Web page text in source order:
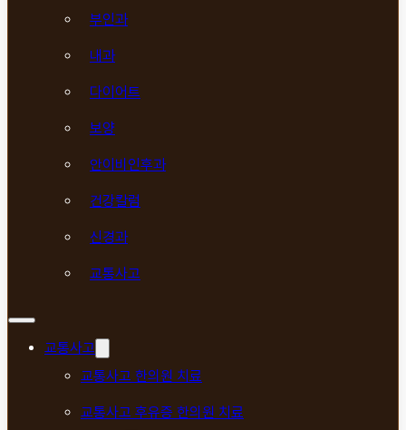
부인과
내과
다이어트
보양
안이비인후과
건강칼럼
신경과
교통사고
교통사고
교통사고 한의원 치료
교통사고 후유증 한의원 치료